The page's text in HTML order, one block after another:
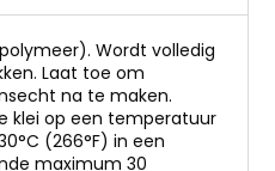
Wordt volledig
Laat toe om
na te maken.
klei op een temperatuur
(266°F) in een
maximum 30